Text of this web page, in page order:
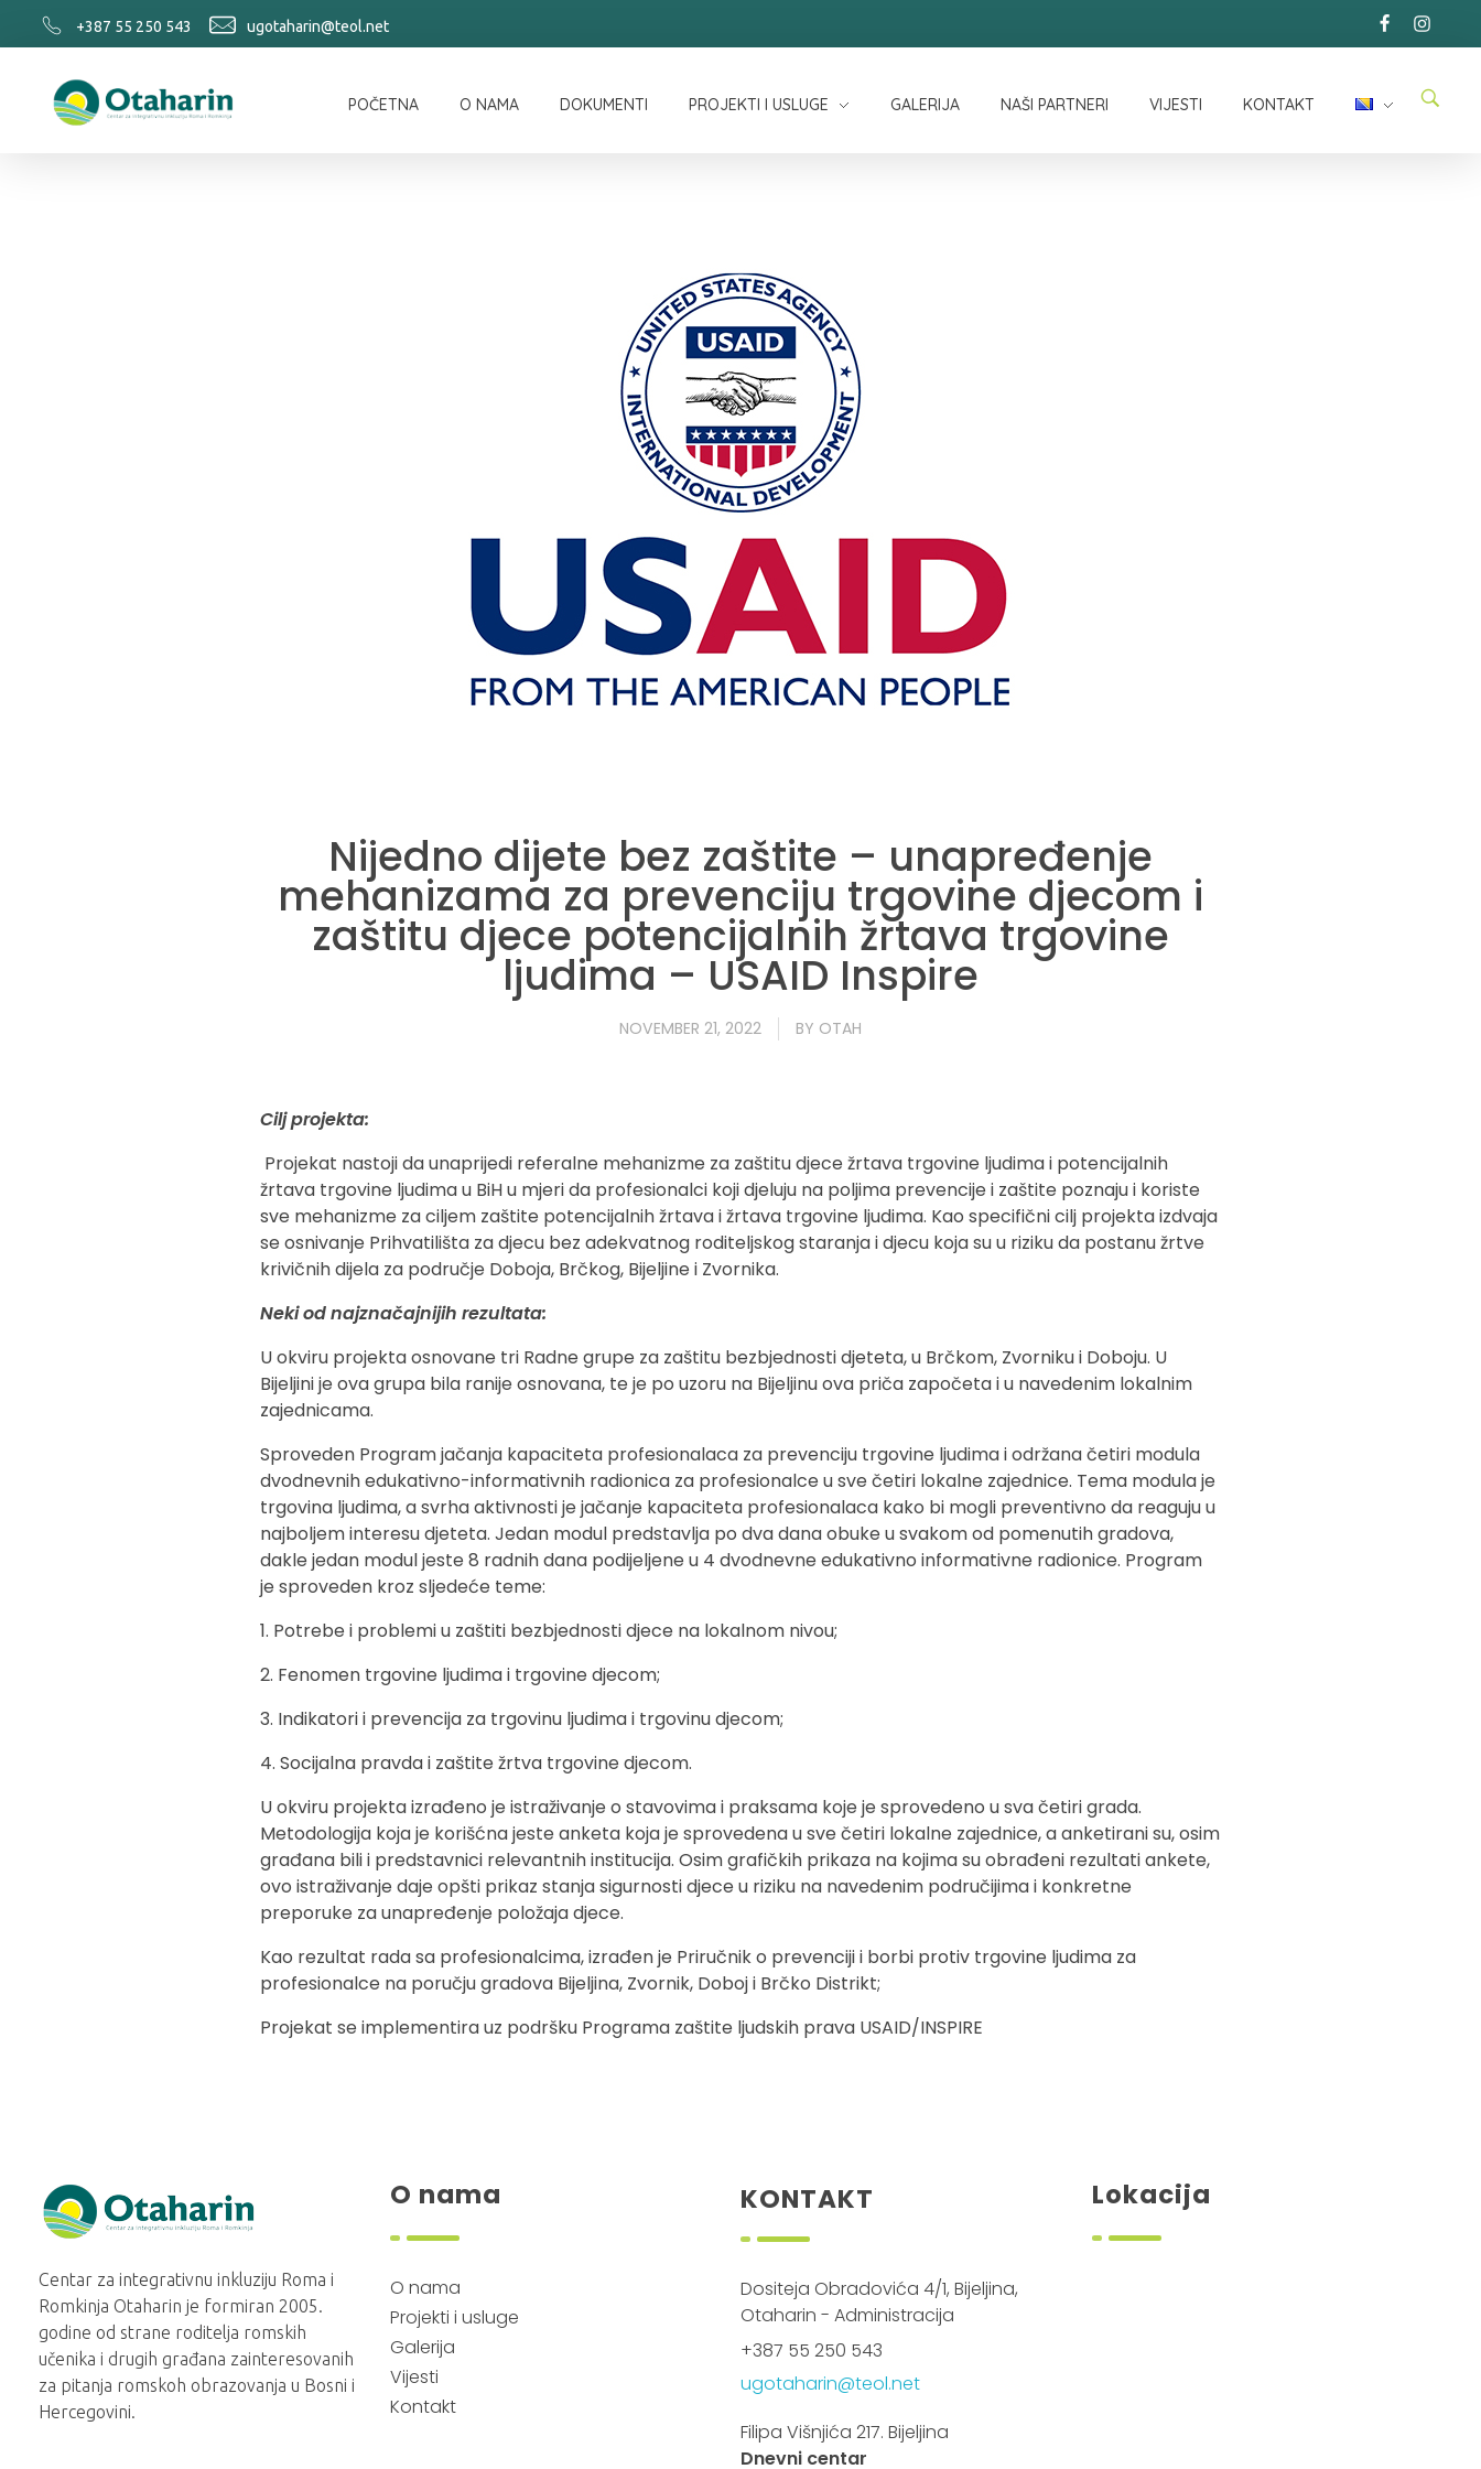
+387 55 250 543 ugotaharin@teol.net
POČETNA O NAMA DOKUMENTI PROJEKTI I USLUGE GALERIJA NAŠI PARTNERI VIJESTI KONTAKT
Nijedno dijete bez zaštite – unapređenje
mehanizama za prevenciju trgovine djecom i
zaštitu djece potencijalnih žrtava trgovine
ljudima – USAID Inspire
NOVEMBER 21, 2022 BY OTAH
Cilj projekta:
Projekat nastoji da unaprijedi referalne mehanizme za zaštitu djece žrtava trgovine ljudima i potencijalnih
žrtava trgovine ljudima u BiH u mjeri da profesionalci koji djeluju na poljima prevencije i zaštite poznaju i koriste
sve mehanizme za ciljem zaštite potencijalnih žrtava i žrtava trgovine ljudima. Kao specifični cilj projekta izdvaja
se osnivanje Prihvatilišta za djecu bez adekvatnog roditeljskog staranja i djecu koja su u riziku da postanu žrtve
krivičnih dijela za područje Doboja, Brčkog, Bijeljine i Zvornika.
Neki od najznačajnijih rezultata:
U okviru projekta osnovane tri Radne grupe za zaštitu bezbjednosti djeteta, u Brčkom, Zvorniku i Doboju. U
Bijeljini je ova grupa bila ranije osnovana, te je po uzoru na Bijeljinu ova priča započeta i u navedenim lokalnim
zajednicama.
Sproveden Program jačanja kapaciteta profesionalaca za prevenciju trgovine ljudima i održana četiri modula
dvodnevnih edukativno-informativnih radionica za profesionalce u sve četiri lokalne zajednice. Tema modula je
trgovina ljudima, a svrha aktivnosti je jačanje kapaciteta profesionalaca kako bi mogli preventivno da reaguju u
najboljem interesu djeteta. Jedan modul predstavlja po dva dana obuke u svakom od pomenutih gradova,
dakle jedan modul jeste 8 radnih dana podijeljene u 4 dvodnevne edukativno informativne radionice. Program
je sproveden kroz sljedeće teme:
Potrebe i problemi u zaštiti bezbjednosti djece na lokalnom nivou;
Fenomen trgovine ljudima i trgovine djecom;
Indikatori i prevencija za trgovinu ljudima i trgovinu djecom;
Socijalna pravda i zaštite žrtva trgovine djecom.
U okviru projekta izrađeno je istraživanje o stavovima i praksama koje je sprovedeno u sva četiri grada.
Metodologija koja je korišćna jeste anketa koja je sprovedena u sve četiri lokalne zajednice, a anketirani su, osim
građana bili i predstavnici relevantnih institucija. Osim grafičkih prikaza na kojima su obrađeni rezultati ankete,
ovo istraživanje daje opšti prikaz stanja sigurnosti djece u riziku na navedenim područijima i konkretne
preporuke za unapređenje položaja djece.
Kao rezultat rada sa profesionalcima, izrađen je Priručnik o prevenciji i borbi protiv trgovine ljudima za
profesionalce na poručju gradova Bijeljina, Zvornik, Doboj i Brčko Distrikt;
Projekat se implementira uz podršku Programa zaštite ljudskih prava USAID/INSPIRE
Centar za integrativnu inkluziju Roma i
Romkinja Otaharin je formiran 2005.
godine od strane roditelja romskih
učenika i drugih građana zainteresovanih
za pitanja romskoh obrazovanja u Bosni i
Hercegovini.
O nama
O nama
Projekti i usluge
Galerija
Vijesti
Kontakt
KONTAKT
Dositeja Obradovića 4/1, Bijeljina,
Otaharin - Administracija
+387 55 250 543
ugotaharin@teol.net
Filipa Višnjića 217. Bijeljina
Dnevni centar
Lokacija